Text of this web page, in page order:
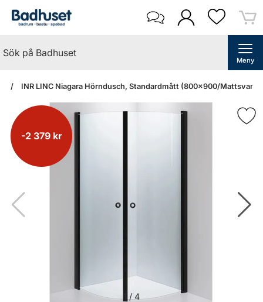
Meny
INR LINC Niagara Hörndusch, Standardmått (800x900/Mattsvart/
-2 379 kr
/ 4